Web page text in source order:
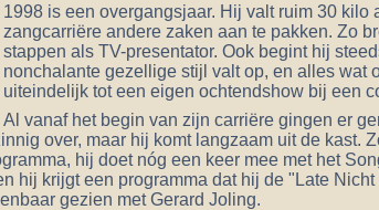
1998 is een overgangsjaar. Hij valt ruim 30
zangcarriëre andere zaken aan te pakken. Zo
stappen als TV-presentator. Ook begint hij
nonchalante gezellige stijl valt op, en alles wat
uiteindelijk tot een eigen ochtendshow bij een
Al vanaf het begin van zijn carriëre gingen er
over, maar hij komt langzaam uit de kast.
hij doet nóg een keer mee met het
hij krijgt een programma dat hij de "Late
gezien met Gerard Joling.